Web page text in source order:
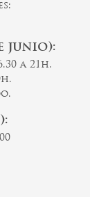
junio):
a 21h.